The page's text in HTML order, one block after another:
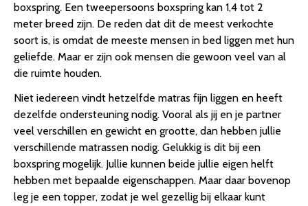
boxspring. Een tweepersoons boxspring kan 1,4 tot 2
meter breed zijn. De reden dat dit de meest verkochte
soort is, is omdat de meeste mensen in bed liggen met hun
geliefde. Maar er zijn ook mensen die gewoon veel van al
die ruimte houden.
Niet iedereen vindt hetzelfde matras fijn liggen en heeft
dezelfde ondersteuning nodig. Vooral als jij en je partner
veel verschillen en gewicht en grootte, dan hebben jullie
verschillende matrassen nodig. Gelukkig is dit bij een
boxspring mogelijk. Jullie kunnen beide jullie eigen helft
hebben met bepaalde eigenschappen. Maar daar bovenop
leg je een topper, zodat je wel gezellig bij elkaar kunt